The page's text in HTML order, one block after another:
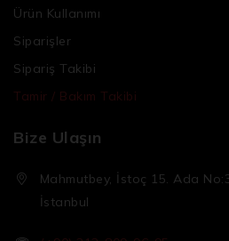
Ürün Kullanımı
Siparişler
Sipariş Takibi
Tamir / Bakım Takibi
Bize Ulaşın
Mahmutbey, İstoç 15. Ada
İstanbul